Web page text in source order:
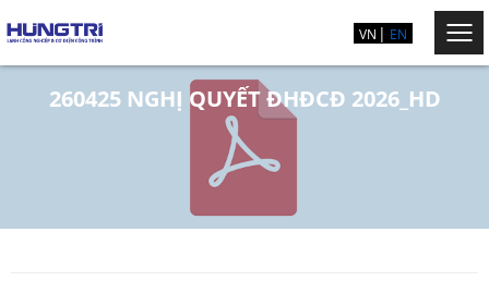
VN EN
260425 NGHỊ QUYẾT ĐHĐCĐ 2026_HD